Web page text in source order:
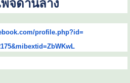
จด้านล่าง
profile.php?id=
ZbWKwL